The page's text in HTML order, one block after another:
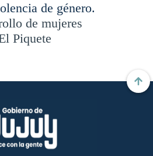
de género.
de mujeres
Piquete